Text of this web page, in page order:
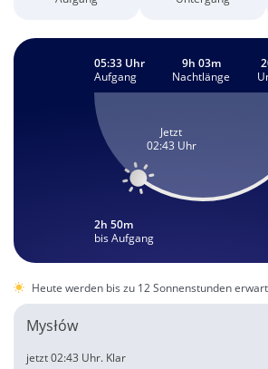
2h 50m
bis Aufgang
Jetzt
02:43 Uhr
05:33 Uhr
Aufgang
9h 03m
Nachtlänge
Heute werden bis zu 12 Sonnenstunden
Mysłów
jetzt 02:43 Uhr. Klar